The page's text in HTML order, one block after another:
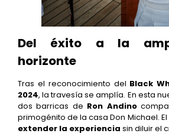
Del éxito a la
horizonte
Tras el reconocimiento del Black
2024, la travesía se amplía. En esta
dos barricas de Ron Andino
primogénito de la casa Don Michael.
extender la experiencia sin diluir el